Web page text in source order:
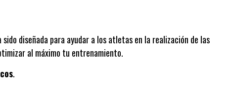
diseñada para ayudar a los atletas en la realización de las
al máximo tu entrenamiento.
.